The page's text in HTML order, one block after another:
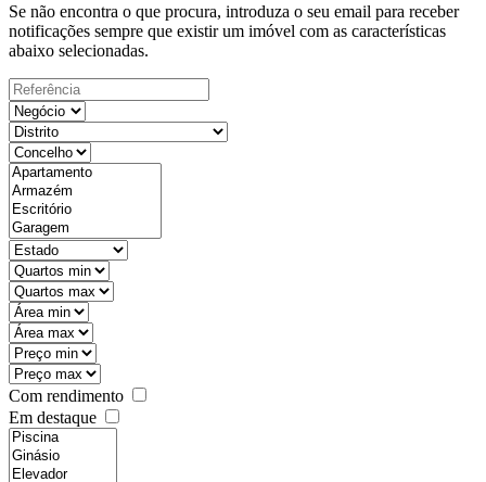
Se não encontra o que procura, introduza o seu email para receber
notificações sempre que existir um imóvel com as características
abaixo selecionadas.
Com rendimento
Em destaque